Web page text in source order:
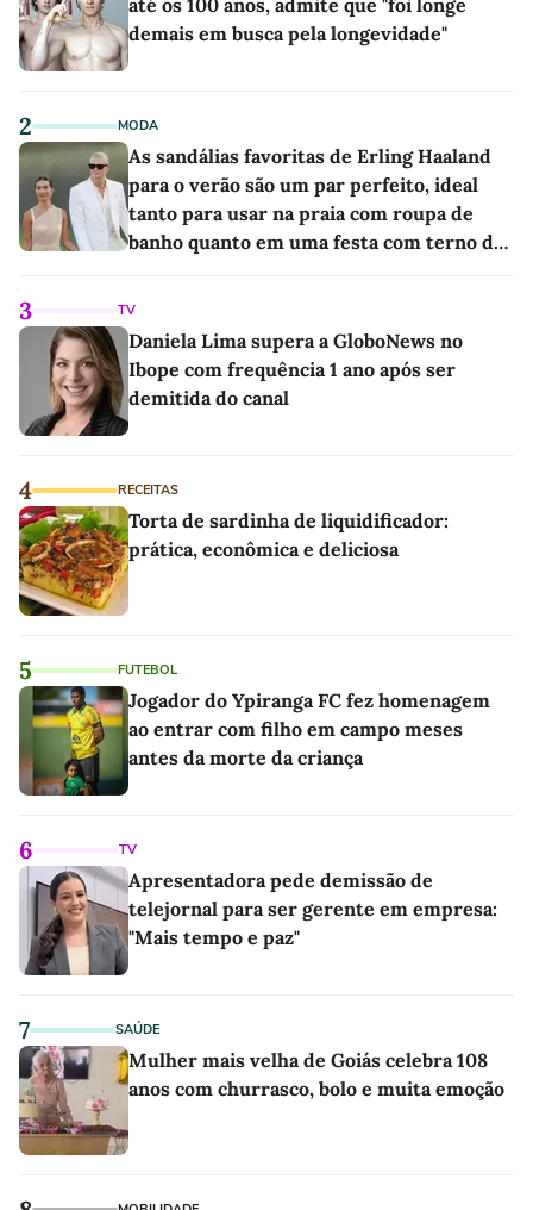
até os 100 anos, admite que "foi longe
demais em busca pela longevidade"
2 MODA
As sandálias favoritas de Erling Haaland
para o verão são um par perfeito, ideal
tanto para usar na praia com roupa de
banho quanto em uma festa com terno de
3 TV
Daniela Lima supera a GloboNews no
Ibope com frequência 1 ano após ser
demitida do canal
4 RECEITAS
Torta de sardinha de liquidificador:
prática, econômica e deliciosa
5 FUTEBOL
Jogador do Ypiranga FC fez homenagem
ao entrar com filho em campo meses
antes da morte da criança
6 TV
Apresentadora pede demissão de
telejornal para ser gerente em empresa:
"Mais tempo e paz"
7 SAÚDE
Mulher mais velha de Goiás celebra 108
anos com churrasco, bolo e muita emoção